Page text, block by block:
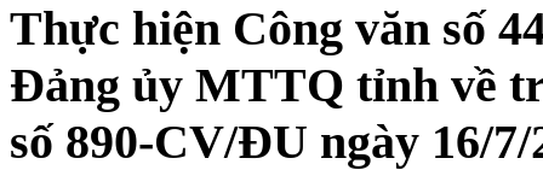
Thực hiện Công văn số
Đảng ủy MTTQ tỉnh về
số 890-CV/ĐU ngày 16/